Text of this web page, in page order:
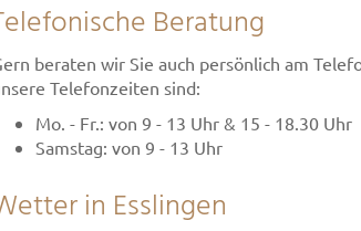
Beratung
beraten wir Sie auch persönlich am
Telefonzeiten sind:
Mo. - Fr.: von 9 - 13 Uhr & 15 - 18.30 Uhr
Samstag: von 9 - 13 Uhr
in Esslingen